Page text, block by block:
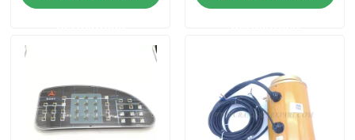
Tentang kita